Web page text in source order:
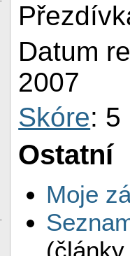
Datum
2007
Skóre: 5
Ostatní
Moje